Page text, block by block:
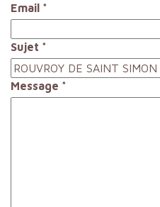
Email *
Sujet *
Message *